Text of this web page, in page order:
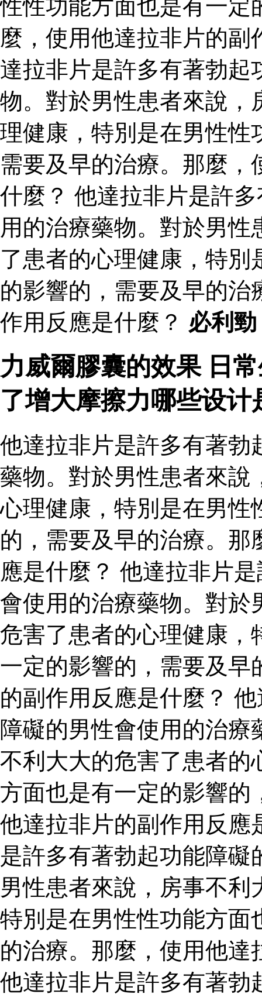
性性功能方面也是有一定
麼，使用他達拉非片的
達拉非片是許多有著勃起
物。對於男性患者來說，
理健康，特別是在男性性
需要及早的治療。那麼
什麼？ 他達拉非片是許
用的治療藥物。對於男
了患者的心理健康，特
的影響的，需要及早的
作用反應是什麼？ 必利勁
力威爾膠囊的效果 日
了增大摩擦力哪些设计
他達拉非片是許多有著勃
藥物。對於男性患者來說
心理健康，特別是在男性
的，需要及早的治療。
應是什麼？ 他達拉非片
會使用的治療藥物。對於
危害了患者的心理健康，
一定的影響的，需要及早
的副作用反應是什麼？
障礙的男性會使用的治
不利大大的危害了患者的
方面也是有一定的影響的
他達拉非片的副作用反應
是許多有著勃起功能障
男性患者來說，房事不
特別是在男性性功能方面
的治療。那麼，使用他
他達拉非片是許多有著勃